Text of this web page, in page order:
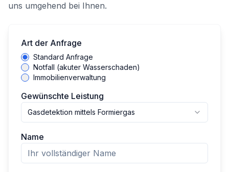
uns umgehend bei Ihnen.
Art der Anfrage
Standard Anfrage
Notfall (akuter Wasserschaden)
Immobilienverwaltung
Gewünschte Leistung
Gasdetektion mittels Formiergas
Name